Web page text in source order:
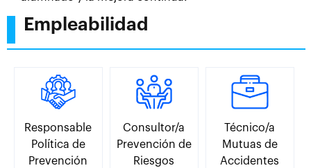
Empleabilidad
Responsable
Política de
Prevención
Consultor/a
Prevención de
Riesgos
Técnico/a
Mutuas de
Accidentes